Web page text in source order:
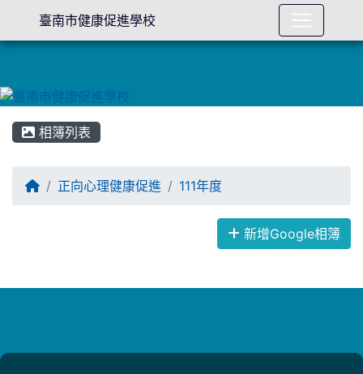
相簿列表
回首頁正向心理健康促進 111年度
新增Google相簿
臺南市健康促進學校